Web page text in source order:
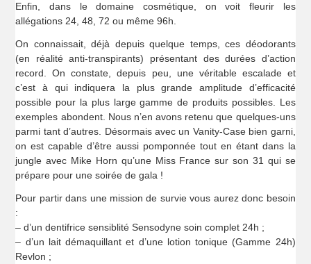
Enfin, dans le domaine cosmétique, on voit fleurir les
allégations 24, 48, 72 ou même 96h.
On connaissait, déjà depuis quelque temps, ces déodorants
(en réalité anti-transpirants) présentant des durées d’action
record. On constate, depuis peu, une véritable escalade et
c’est à qui indiquera la plus grande amplitude d’efficacité
possible pour la plus large gamme de produits possibles. Les
exemples abondent. Nous n’en avons retenu que quelques-uns
parmi tant d’autres. Désormais avec un Vanity-Case bien garni,
on est capable d’être aussi pomponnée tout en étant dans la
jungle avec Mike Horn qu’une Miss France sur son 31 qui se
prépare pour une soirée de gala !
Pour partir dans une mission de survie vous aurez donc besoin
:
– d’un dentifrice sensiblité Sensodyne soin complet 24h ;
– d’un lait démaquillant et d’une lotion tonique (Gamme 24h)
Revlon ;